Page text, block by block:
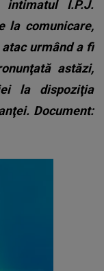
intimatul I.P.J.
la comunicare,
urmând a fi
astăzi,
la dispoziţia
Document: